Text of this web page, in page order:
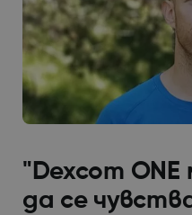
"Dexcom ONE
да се